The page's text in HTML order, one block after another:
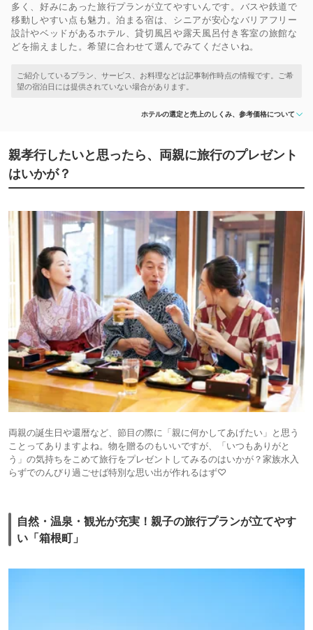
多く、好みにあった旅行プランが立てやすいんです。バスや鉄道で
移動しやすい点も魅力。泊まる宿は、シニアが安心なバリアフリー
設計やベッドがあるホテル、貸切風呂や露天風呂付き客室の旅館な
どを揃えました。希望に合わせて選んでみてくださいね。
ホテルの選定と売上のしくみ、参考価格について
親孝行したいと思ったら、両親に旅行のプレゼント
はいかが？
両親の誕生日や還暦など、節目の際に「親に何かしてあげたい」と思う
ことってありますよね。物を贈るのもいいですが、「いつもありがと
う」の気持ちをこめて旅行をプレゼントしてみるのはいかが？家族水入
らずでのんびり過ごせば特別な思い出が作れるはず♡
自然・温泉・観光が充実！親子の旅行プランが立てやす
い「箱根町」